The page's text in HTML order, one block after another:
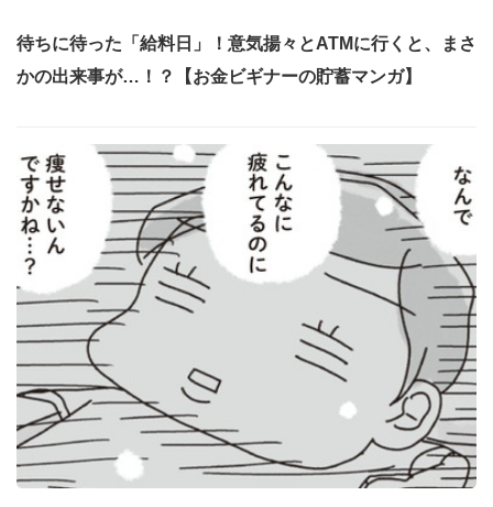
待ちに待った「給料日」！意気揚々とATMに行くと、まさ
かの出来事が…！？【お金ビギナーの貯蓄マンガ】